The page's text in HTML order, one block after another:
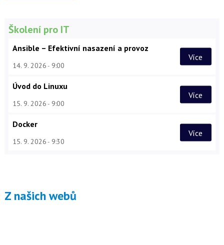
Školení pro IT
Ansible – Efektivní nasazení a provoz
14. 9. 2026 9:00
Více
Úvod do Linuxu
15. 9. 2026 9:00
Více
Docker
15. 9. 2026 9:30
Více
Z našich webů